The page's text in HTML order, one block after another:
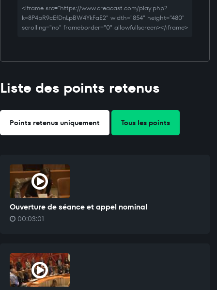
<iframe src="https://www.creacast.com/play.php?
k=8P4bR9cEfDnLpBW4YkFaE2" width="854" height="480"
scrolling="no" frameborder="0" allowfullscreen></iframe>
Liste des points retenus
Points retenus uniquement Tous les points
Ouverture de séance et appel nominal
00:03:01